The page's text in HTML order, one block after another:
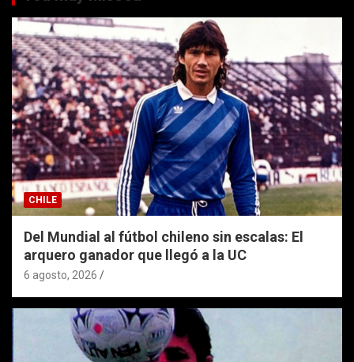
CHILE
Del Mundial al fútbol chileno sin escalas: El
arquero ganador que llegó a la UC
6 agosto, 2026